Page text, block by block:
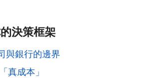
決策框架
與銀行的邊界
真成本」